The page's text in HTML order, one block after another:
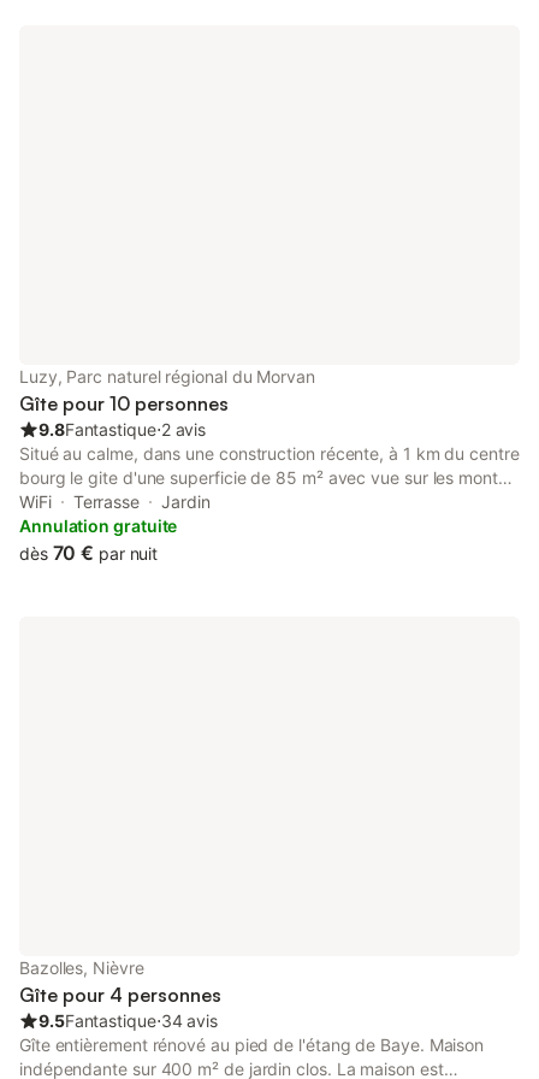
Luzy, Parc naturel régional du Morvan
Gîte pour 10 personnes
9.8Fantastique⋅2 avis
Situé au calme, dans une construction récente, à 1 km du centre
bourg le gite d'une superficie de 85 m² avec vue sur les monts
du Morvan vous attend. Une terrasse couverte de 35 m² un
terrain de 3500 m² une cabane pour les petits vous
permettrons de profiter de l’extérieur.
WiFi Terrasse
Jardin
Annulation gratuite
dès 70 € par nuit
Bazolles, Nièvre
Gîte pour 4 personnes
9.5Fantastique⋅34 avis
Gîte entièrement rénové au pied de l'étang de Baye. Maison
indépendante sur 400 m² de jardin clos. La maison est